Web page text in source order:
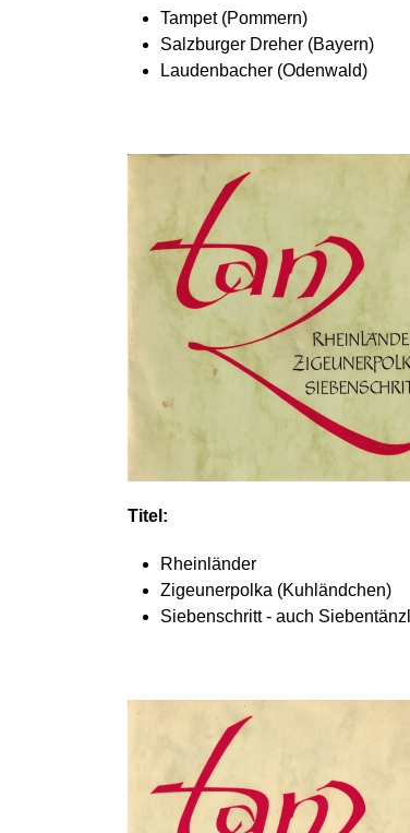
Tampet (Pommern)
Salzburger Dreher (Bayern)
Laudenbacher (Odenwald)
Titel:
Rheinländer
Zigeunerpolka (Kuhländchen)
Siebenschritt - auch